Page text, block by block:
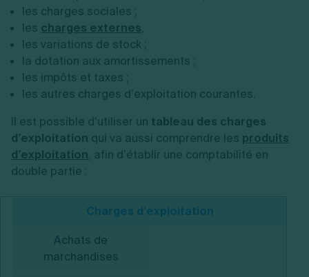
les charges sociales ;
les charges externes,
les variations de stock ;
la dotation aux amortissements ;
les impôts et taxes ;
les autres charges d’exploitation courantes.
Il est possible d’utiliser un tableau des charges
d’exploitation qui va aussi comprendre les produits
d’exploitation, afin d’établir une comptabilité en
double partie :
Charges d’exploitation
Achats de
marchandises